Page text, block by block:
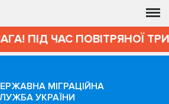
ПІД ЧАС ПОВІТРЯНОЇ
МІГРАЦІЙНА
УКРАЇНИ